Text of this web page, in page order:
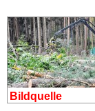
Bildquelle